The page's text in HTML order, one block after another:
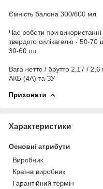
Ємність балона 300/600 мл
Час роботи при
твердого силікагелю - 50-70
30-60 шт
Вага нетто / брутто 2,17 / 2,6
АКБ (4А) та ЗУ
Приховати
Характеристики
Основні атрибути
Виробник
Країна виробник
Гарантійний термін